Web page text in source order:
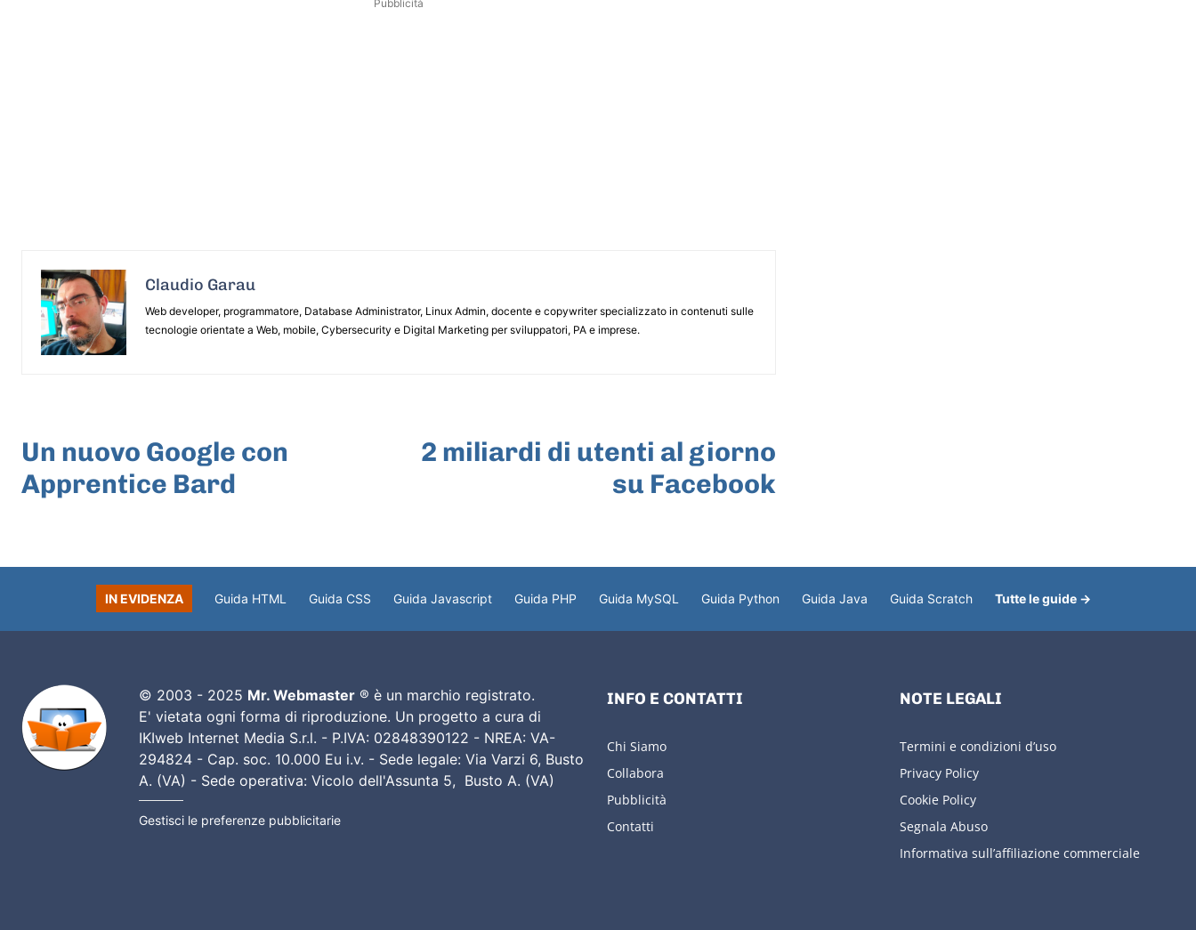
Pubblicità
Claudio Garau
Web developer, programmatore, Database Administrator, Linux Admin, docente e copywriter specializzato in contenuti sulle
tecnologie orientate a Web, mobile, Cybersecurity e Digital Marketing per sviluppatori, PA e imprese.
Un nuovo Google con
Apprentice Bard
2 miliardi di utenti al giorno
su Facebook
IN EVIDENZA Guida HTML Guida CSS Guida Javascript Guida PHP Guida MySQL Guida Python Guida Java Guida Scratch Tutte le guide →
© 2003 - 2025 Mr. Webmaster® è un marchio registrato.
E' vietata ogni forma di riproduzione. Un progetto a cura di
IKIweb Internet Media S.r.l. - P.IVA: 02848390122 - NREA: VA-
294824 - Cap. soc. 10.000 Eu i.v. - Sede legale: Via Varzi 6, Busto
A. (VA) - Sede operativa: Vicolo dell'Assunta 5, Busto A. (VA)
Gestisci le preferenze pubblicitarie
INFO E CONTATTI
Chi Siamo
Collabora
Pubblicità
Contatti
NOTE LEGALI
Termini e condizioni d’uso
Privacy Policy
Cookie Policy
Segnala Abuso
Informativa sull’affiliazione commerciale